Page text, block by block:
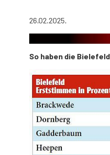
26.02.2025.
So haben die